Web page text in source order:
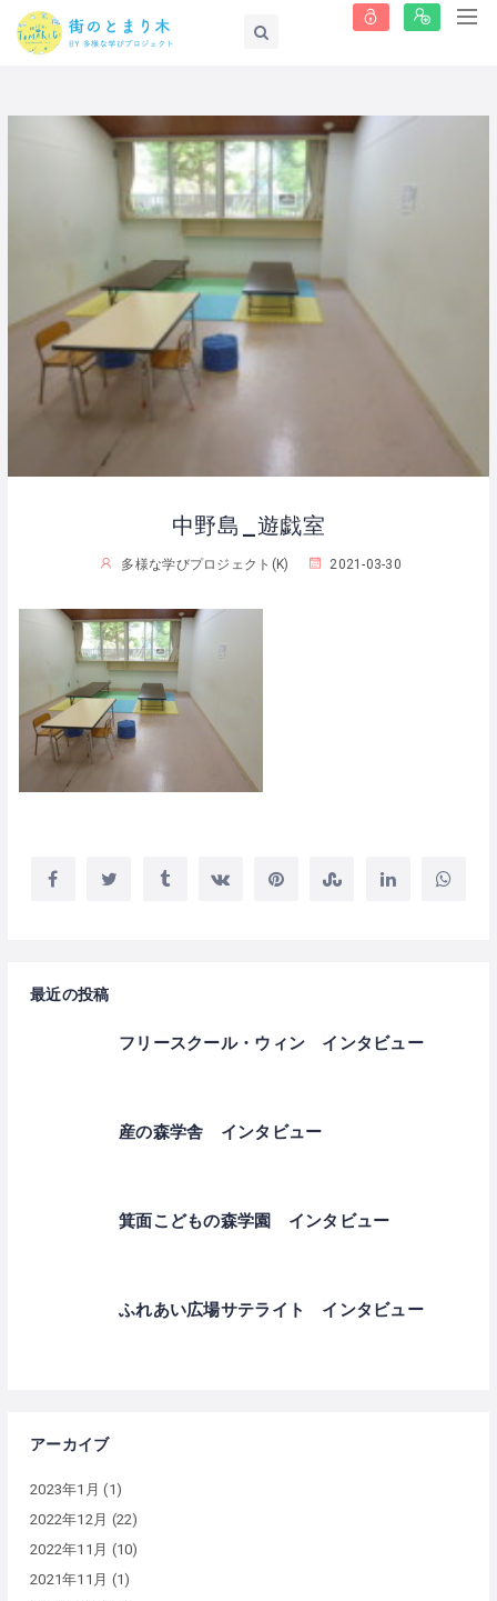
中野島_遊戯室
多様な学びプロジェクト(K) 2021-03-30
最近の投稿
フリースクール・ウィン インタビュー
産の森学舎 インタビュー
箕面こどもの森学園 インタビュー
ふれあい広場サテライト インタビュー
アーカイブ
2023年1月 (1)
2022年12月 (22)
2022年11月 (10)
2021年11月 (1)